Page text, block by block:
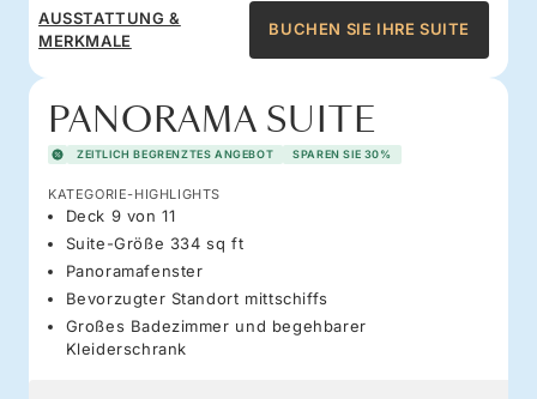
AUSSTATTUNG &
MERKMALE
BUCHEN SIE IHRE SUITE
PANORAMA SUITE
ZEITLICH BEGRENZTES ANGEBOT SPAREN SIE 30%
KATEGORIE-HIGHLIGHTS
Deck 9 von 11
Suite-Größe 334 sq ft
Panoramafenster
Bevorzugter Standort mittschiffs
Großes Badezimmer und begehbarer
Kleiderschrank